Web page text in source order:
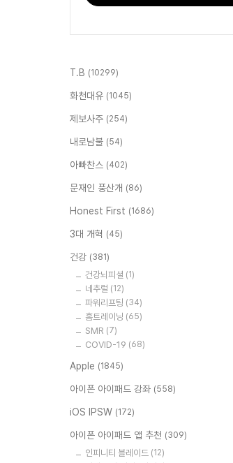
T.B (10299)
화천대유 (1045)
제보사주 (254)
내로남불 (54)
아빠찬스 (402)
문재인 풍산개 (86)
Honest First (1686)
3대 개혁 (45)
건강 (381)
건강뇌피셜 (1)
네추럴 (12)
파워리프팅 (34)
홈트레이닝 (65)
SMR (7)
COVID-19 (68)
Apple (1845)
아이폰 아이패드 강좌 (558)
iOS IPSW (172)
아이폰 아이패드 앱 추천 (309)
인피니티 블레이드 (12)